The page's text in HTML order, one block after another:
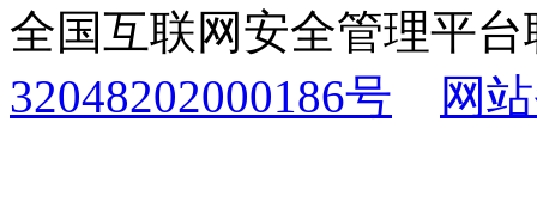
全国互联网安全管理平
32048202000186号
网